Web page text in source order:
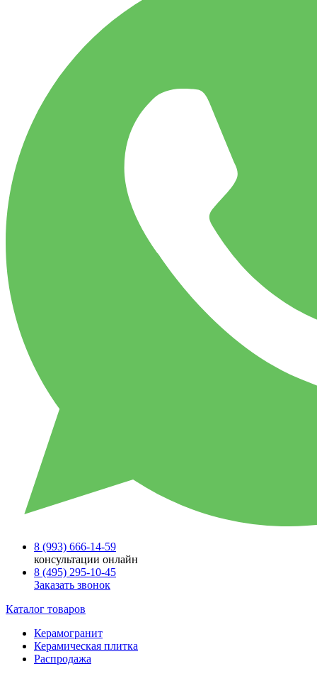
8 (993) 666-14-59
консультации онлайн
8 (495) 295-10-45
Заказать звонок
Каталог товаров
Керамогранит
Керамическая плитка
Распродажа